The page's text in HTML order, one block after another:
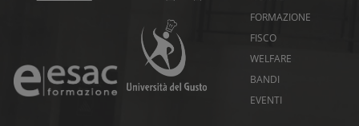
FORMAZIONE
FISCO
WELFARE
BANDI
EVENTI